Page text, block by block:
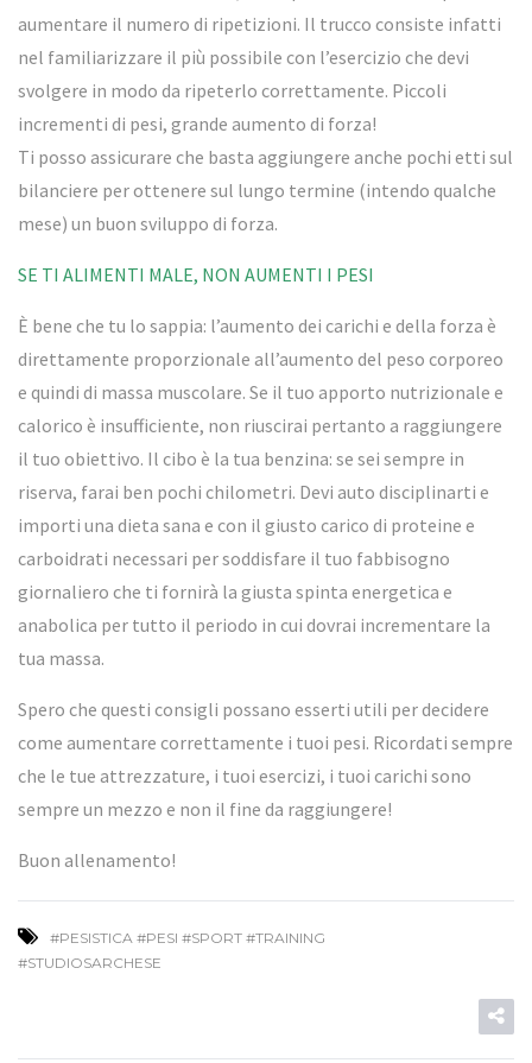
aumentare il numero di ripetizioni. Il trucco consiste infatti
nel familiarizzare il più possibile con l’esercizio che devi
svolgere in modo da ripeterlo correttamente. Piccoli
incrementi di pesi, grande aumento di forza!
Ti posso assicurare che basta aggiungere anche pochi etti sul
bilanciere per ottenere sul lungo termine (intendo qualche
mese) un buon sviluppo di forza.
SE TI ALIMENTI MALE, NON AUMENTI I PESI
È bene che tu lo sappia: l’aumento dei carichi e della forza è
direttamente proporzionale all’aumento del peso corporeo
e quindi di massa muscolare. Se il tuo apporto nutrizionale e
calorico è insufficiente, non riuscirai pertanto a raggiungere
il tuo obiettivo. Il cibo è la tua benzina: se sei sempre in
riserva, farai ben pochi chilometri. Devi auto disciplinarti e
importi una dieta sana e con il giusto carico di proteine e
carboidrati necessari per soddisfare il tuo fabbisogno
giornaliero che ti fornirà la giusta spinta energetica e
anabolica per tutto il periodo in cui dovrai incrementare la
tua massa.
Spero che questi consigli possano esserti utili per decidere
come aumentare correttamente i tuoi pesi. Ricordati sempre
che le tue attrezzature, i tuoi esercizi, i tuoi carichi sono
sempre un mezzo e non il fine da raggiungere!
Buon allenamento!
#PESISTICA #PESI #SPORT #TRAINING
#STUDIOSARCHESE